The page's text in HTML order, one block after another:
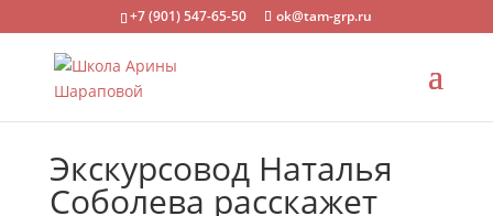
+7 (901) 547-65-50 ok@tam-grp.ru
Экскурсовод Наталья
Соболева расскажет